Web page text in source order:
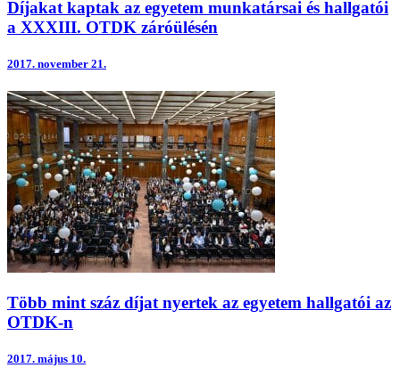
Díjakat kaptak az egyetem munkatársai és hallgatói
a XXXIII. OTDK záróülésén
2017. november 21.
Több mint száz díjat nyertek az egyetem hallgatói az
OTDK-n
2017. május 10.